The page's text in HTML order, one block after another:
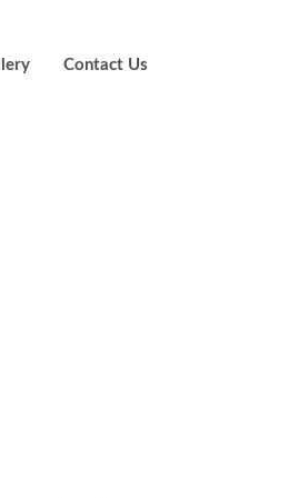
Contact Us